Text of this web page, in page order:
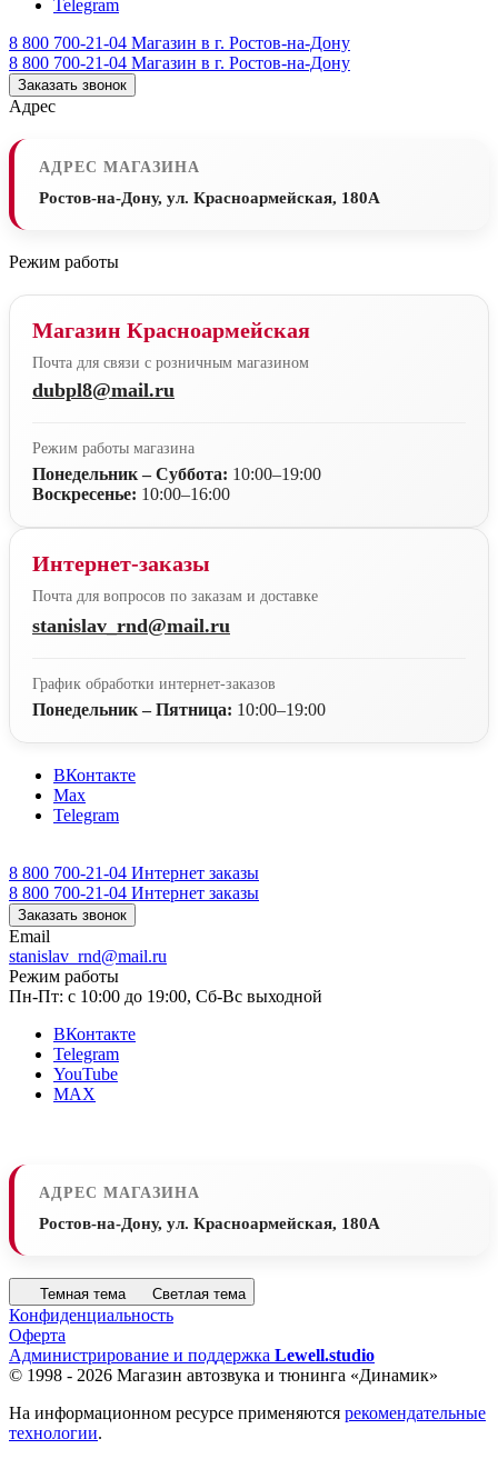
Telegram
8 800 700-21-04 Магазин в г. Ростов-на-Дону
8 800 700-21-04 Магазин в г. Ростов-на-Дону
Заказать звонок
Адрес
АДРЕС МАГАЗИНА
Ростов-на-Дону, ул. Красноармейская, 180А
Режим работы
Магазин Красноармейская
Почта для связи с розничным магазином
dubpl8@mail.ru
Режим работы магазина
Понедельник – Суббота: 10:00–19:00
Воскресенье: 10:00–16:00
Интернет-заказы
Почта для вопросов по заказам и доставке
stanislav_rnd@mail.ru
График обработки интернет-заказов
Понедельник – Пятница: 10:00–19:00
ВКонтакте
Max
Telegram
8 800 700-21-04 Интернет заказы
8 800 700-21-04 Интернет заказы
Заказать звонок
Email
stanislav_rnd@mail.ru
Режим работы
Пн-Пт: с 10:00 до 19:00, Сб-Вс выходной
ВКонтакте
Telegram
YouTube
MAX
АДРЕС МАГАЗИНА
Ростов-на-Дону, ул. Красноармейская, 180А
Темная тема Светлая тема
Конфиденциальность
Оферта
Администрирование и поддержка Lewell.studio
© 1998 - 2026 Магазин автозвука и тюнинга «Динамик»
На информационном ресурсе применяются рекомендательные
технологии.